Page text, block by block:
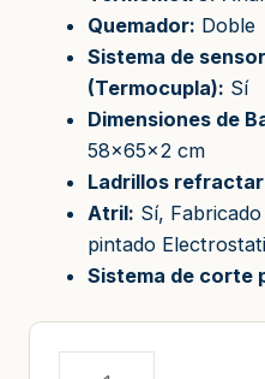
Quemador: Doble
Sistema de
(Termocupla): Sí
Dimensiones de
58x65x2 cm
Ladrillos
Atril: Sí,
pintado
Sistema de corte